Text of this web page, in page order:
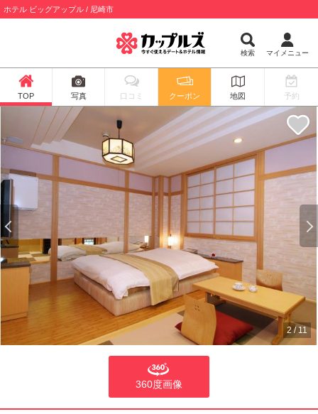
ホテル ビッグアップル / 尼崎市
検索 マイメニュー
TOP 写真 口コミ クーポン 地図 予約
2/11
360度画像